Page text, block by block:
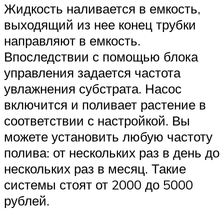
Жидкость наливается в емкость,
выходящий из нее конец трубки
направляют в емкость.
Впоследствии с помощью блока
управления задается частота
увлажнения субстрата. Насос
включится и поливает растение в
соответствии с настройкой. Вы
можете установить любую частоту
полива: от нескольких раз в день до
нескольких раз в месяц. Такие
системы стоят от 2000 до 5000
рублей.